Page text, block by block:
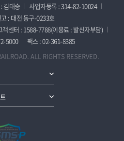
김태승
사업자등록 : 314-82-10024
: 대전 동구-0233호
객센터 : 1588-7788(이용료 : 발신자부담)
5000
팩스 : 02-361-8385
ALL RIGHTS RESERVED.